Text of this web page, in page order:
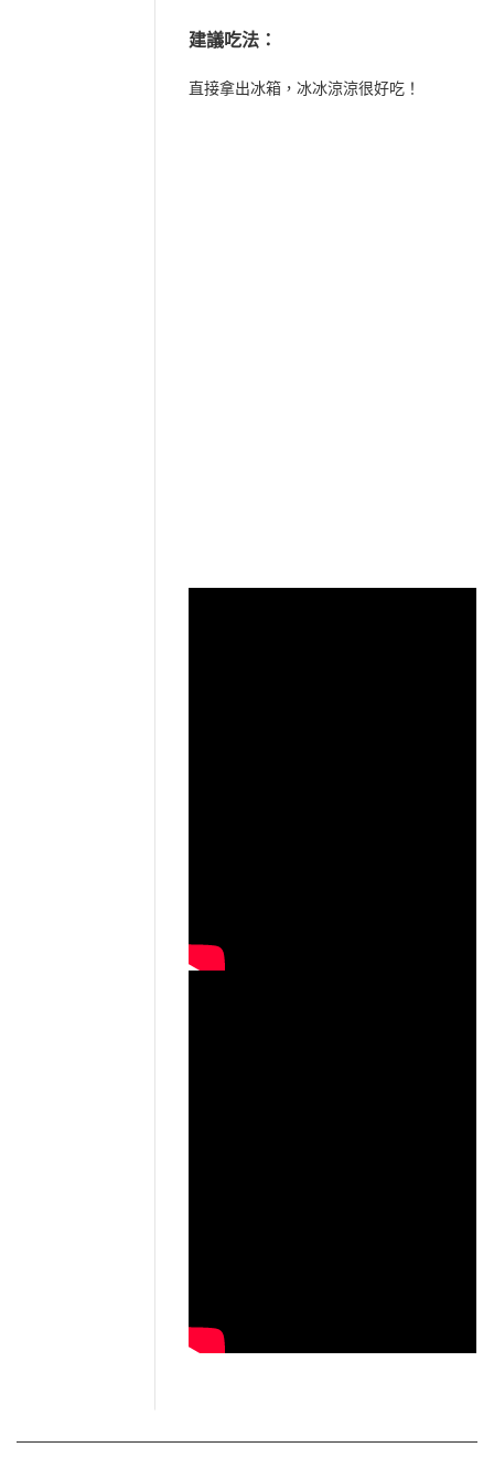
建議吃法：
直接拿出冰箱，冰冰涼涼很好吃！